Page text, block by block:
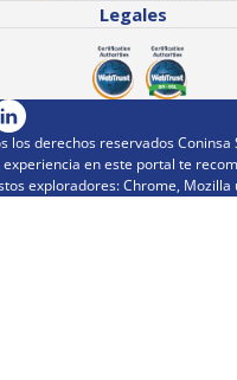
Legales
los derechos reservados Coninsa
en este portal te
exploradores: Chrome, Mozilla